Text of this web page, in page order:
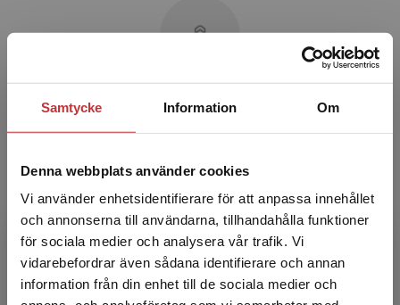
Samtycke Information Om
Denna webbplats använder cookies
Vi använder enhetsidentifierare för att anpassa innehållet
och annonserna till användarna, tillhandahålla funktioner
för sociala medier och analysera vår trafik. Vi
vidarebefordrar även sådana identifierare och annan
information från din enhet till de sociala medier och
Begränsad fraktregion
Ulf Holmström
ledande befattningar inom logistik och
logistikutveckling i större företag både i
Sverige och utomlands. ...